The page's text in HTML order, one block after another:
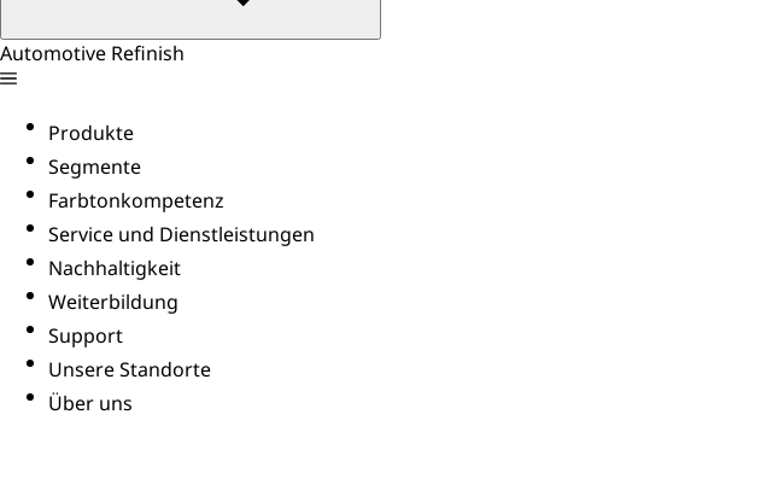
Automotive Refinish
Produkte
Segmente
Farbtonkompetenz
Service und Dienstleistungen
Nachhaltigkeit
Weiterbildung
Support
Unsere Standorte
Über uns